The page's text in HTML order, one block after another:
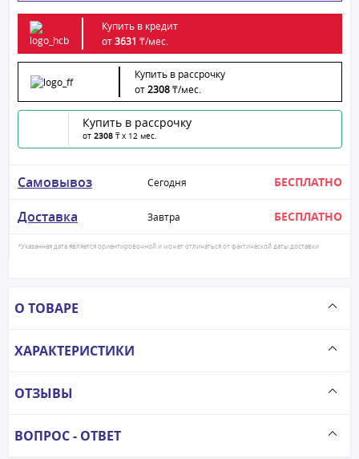
Купить в кредит
от3631 ₸/мес.
Купить в рассрочку
от2308₸/мес.
Купить в рассрочку
от 2308 ₸ x 12 мес.
Самовывоз Сегодня БЕСПЛАТНО
Доставка Завтра БЕСПЛАТНО
*Указанная дата является ориентировочной и может отличаться от фактической даты доставки
О ТОВАРЕ
ХАРАКТЕРИСТИКИ
ОТЗЫВЫ
ВОПРОС - ОТВЕТ